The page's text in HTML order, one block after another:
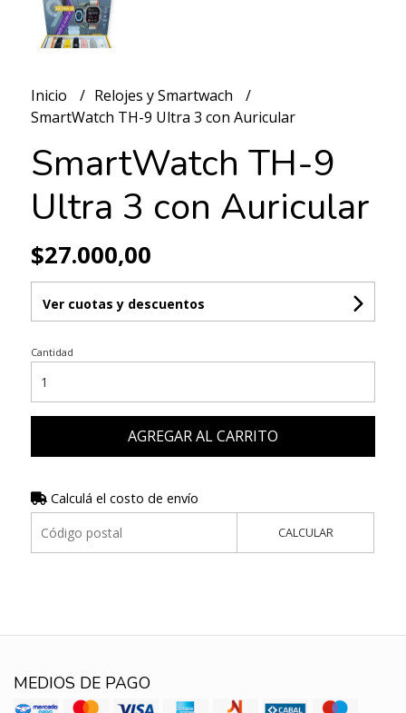
Inicio
Relojes y Smartwach
SmartWatch TH-9 Ultra 3 con Auricular
SmartWatch TH-9
Ultra 3 con Auricular
$27.000,00
Ver cuotas y descuentos
Cantidad
AGREGAR AL CARRITO
Calculá el costo de envío
CALCULAR
MEDIOS DE PAGO